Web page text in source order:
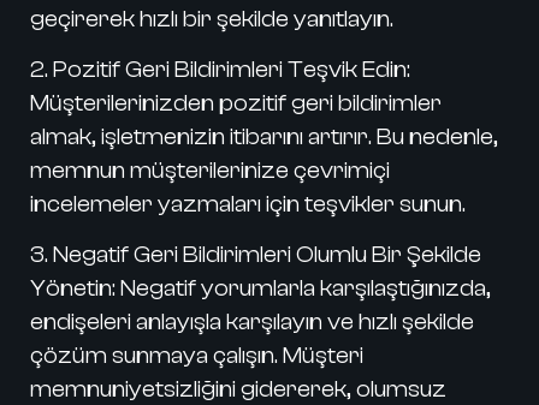
geçirerek hızlı bir şekilde yanıtlayın.
2. Pozitif Geri Bildirimleri Teşvik Edin:
Müşterilerinizden pozitif geri bildirimler
almak, işletmenizin itibarını artırır. Bu nedenle,
memnun müşterilerinize çevrimiçi
incelemeler yazmaları için teşvikler sunun.
3. Negatif Geri Bildirimleri Olumlu Bir Şekilde
Yönetin: Negatif yorumlarla karşılaştığınızda,
endişeleri anlayışla karşılayın ve hızlı şekilde
çözüm sunmaya çalışın. Müşteri
memnuniyetsizliğini gidererek, olumsuz